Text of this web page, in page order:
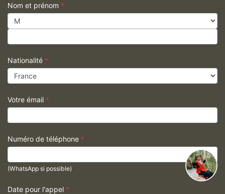
Nom et prénom *
Nationalité *
Votre émail *
Numéro de téléphone *
(WhatsApp si possible)
Date pour l'appel *